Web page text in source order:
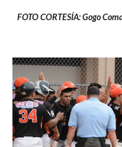
FOTO CORTESÍA: Gogo